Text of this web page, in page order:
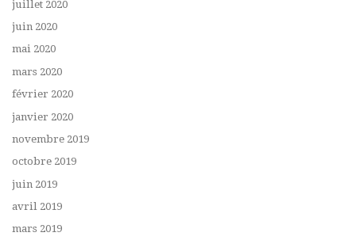
juillet 2020
juin 2020
mai 2020
mars 2020
février 2020
janvier 2020
novembre 2019
octobre 2019
juin 2019
avril 2019
mars 2019